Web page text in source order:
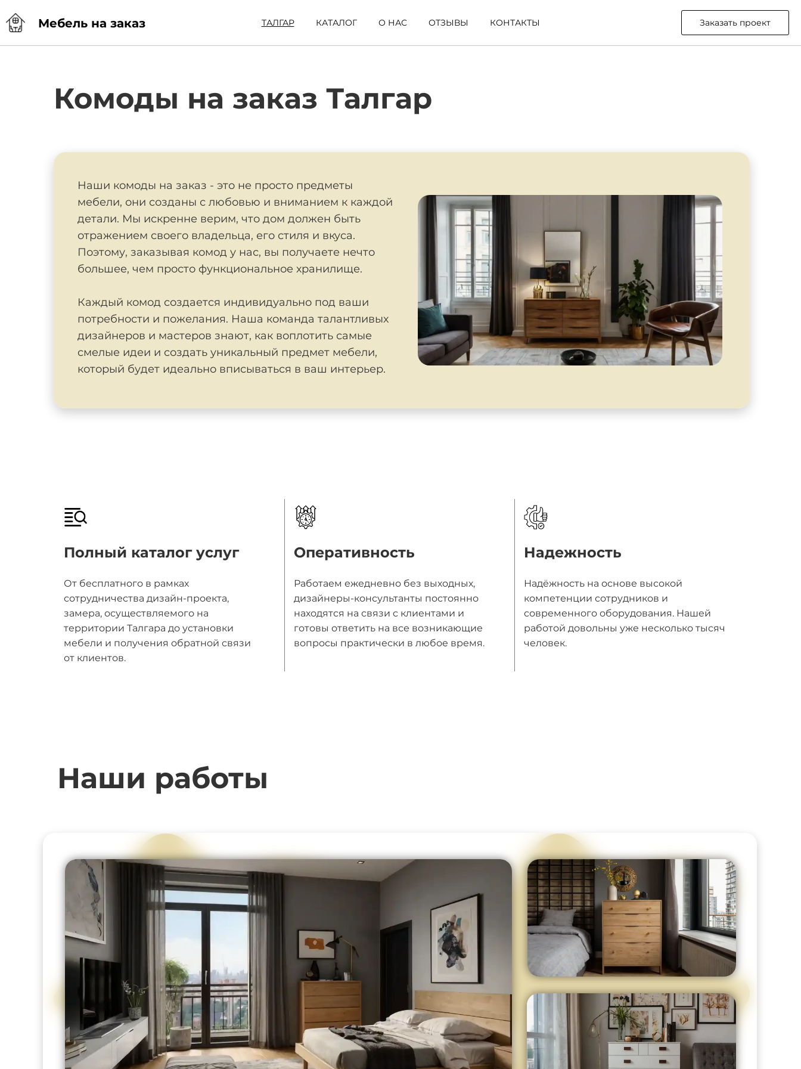
Мебель на заказ ТАЛГАР КАТАЛОГ О НАС ОТЗЫВЫ КОНТАКТЫ Заказать проект
Комоды на заказ Талгар
Наши комоды на заказ - это не просто предметы
мебели, они созданы с любовью и вниманием к каждой
детали. Мы искренне верим, что дом должен быть
отражением своего владельца, его стиля и вкуса.
Поэтому, заказывая комод у нас, вы получаете нечто
большее, чем просто функциональное хранилище.
Каждый комод создается индивидуально под ваши
потребности и пожелания. Наша команда талантливых
дизайнеров и мастеров знают, как воплотить самые
смелые идеи и создать уникальный предмет мебели,
который будет идеально вписываться в ваш интерьер.
Полный каталог услуг
От бесплатного в рамках
сотрудничества дизайн-проекта,
замера, осуществляемого на
территории Талгара до установки
мебели и получения обратной связи
от клиентов.
Оперативность
Работаем ежедневно без выходных,
дизайнеры-консультанты постоянно
находятся на связи с клиентами и
готовы ответить на все возникающие
вопросы практически в любое время.
Надежность
Надёжность на основе высокой
компетенции сотрудников и
современного оборудования. Нашей
работой довольны уже несколько тысяч
человек.
Наши работы